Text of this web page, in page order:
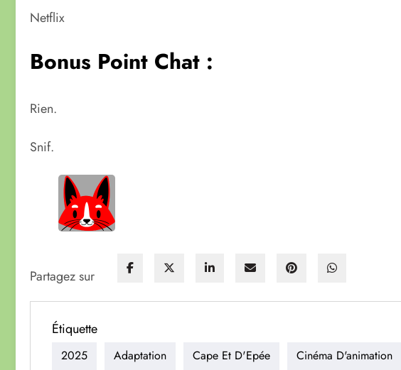
Netflix
Bonus Point Chat :
Rien.
Snif.
Partagez sur
Étiquette
2025 Adaptation Cape Et D'Epée Cinéma D'animation